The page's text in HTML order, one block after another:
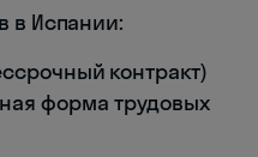
в Испании:
контракт)
форма трудовых